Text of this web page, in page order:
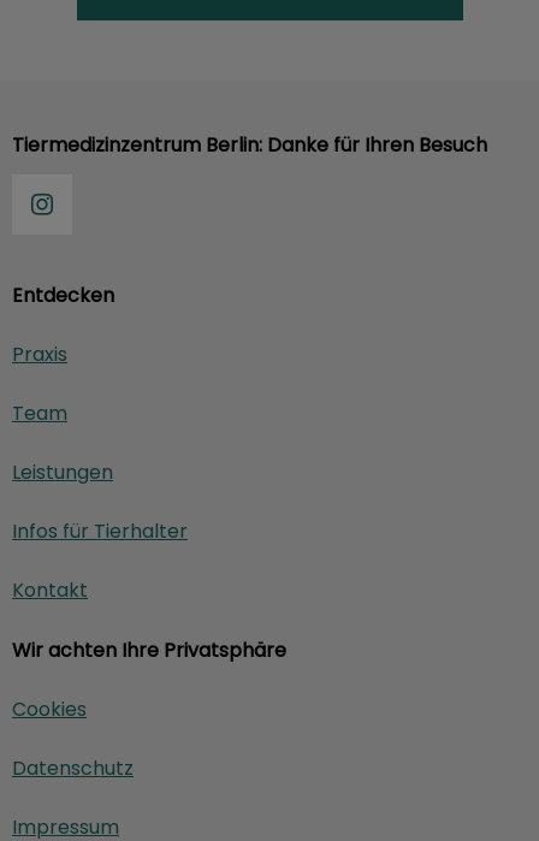
Entdecken
Praxis
Team
Leistungen
Infos für Tierhalter
Kontakt
Wir achten Ihre Privatsphäre
Cookies
Datenschutz
Impressum
Tiermedizinzentrum Berlin: Danke für Ihren Besuch